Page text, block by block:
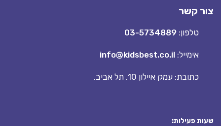
קשר
טלפון:03-5734889
אימייל:info@kidsbest.co.il
כתובת: עמק איילון 10, תל אביב.
פעילות: